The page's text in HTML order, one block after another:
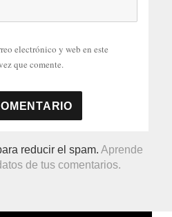
electrónico y web en este
que comente.
reducir el spam.Aprende
de tus comentarios.